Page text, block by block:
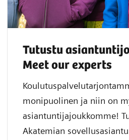
Tutustu
Meet our experts
monipuolinen ja niin on
asiantuntijajoukkomme!
Akatemian